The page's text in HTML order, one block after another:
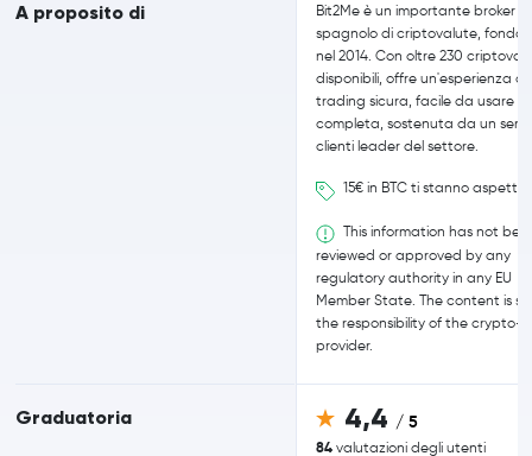
A proposito di
Graduatoria
Bit2Me è un importante broker
spagnolo di criptovalute,
nel 2014. Con oltre 230
disponibili, offre un'esperienza di
trading sicura, facile da usare e
completa, sostenuta da un
clienti leader del settore.
15€ in BTC ti stanno
This information has not
reviewed or approved by any
regulatory authority in any EU
Member State. The content is
the responsibility of the crypto-
provider.
4,4 / 5
84valutazioni degli utenti